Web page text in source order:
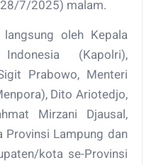
7/2025) malam.
oleh Kepala
(Kapolri),
Prabowo, Menteri
Dito Ariotedjo,
Mirzani Djausal,
Provinsi Lampung dan
kota se-Provinsi